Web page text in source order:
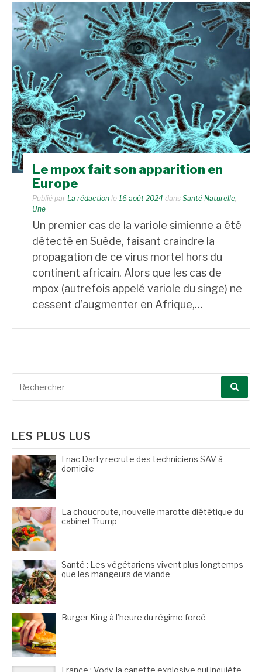
Le mpox fait son apparition en
Europe
Publié par La rédaction le 16 août 2024 dans Santé Naturelle
Une
Un premier cas de la variole simienne a été
détecté en Suède, faisant craindre la
propagation de ce virus mortel hors du
continent africain. Alors que les cas de
mpox (autrefois appelé variole du singe) ne
cessent d’augmenter en Afrique,…
LES PLUS LUS
Fnac Darty recrute des techniciens SAV à
domicile
La choucroute, nouvelle marotte diététique du
cabinet Trump
Santé : Les végétariens vivent plus longtemps
que les mangeurs de viande
Burger King à l’heure du régime forcé
France : Vody, la canette explosive qui inquiète